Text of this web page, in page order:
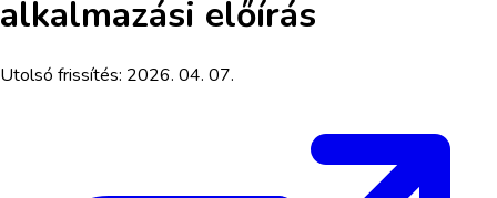
alkalmazási előírás
Utolsó frissítés: 2026. 04. 07.